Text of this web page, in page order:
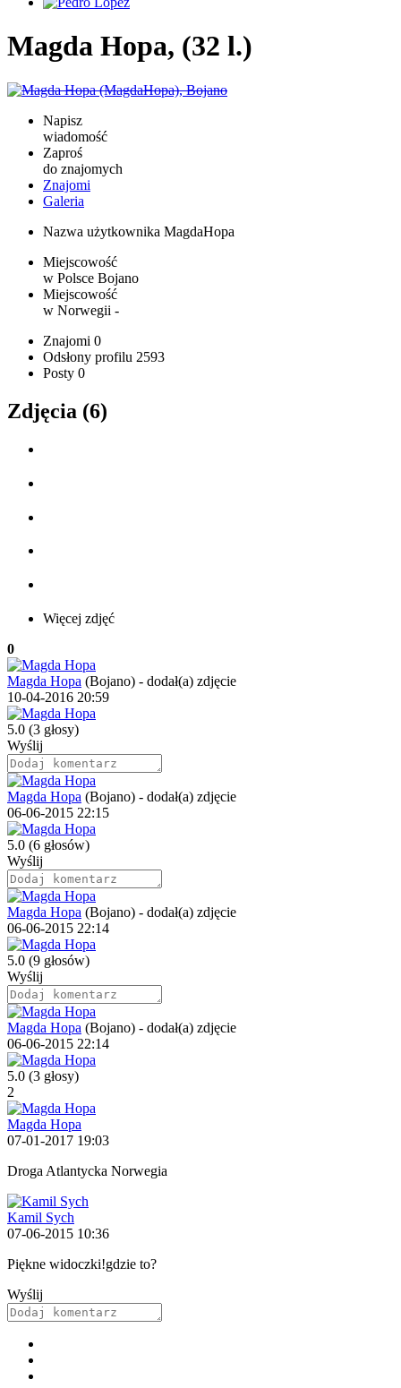
Magda Hopa, (32 l.)
Napisz
wiadomość
Zaproś
do znajomych
Znajomi
Galeria
Nazwa użytkownika MagdaHopa
Miejscowość
w Polsce Bojano
Miejscowość
w Norwegii -
Znajomi 0
Odsłony profilu 2593
Posty 0
Zdjęcia (6)
Więcej zdjęć
0
Magda Hopa (Bojano) - dodał(a) zdjęcie
10-04-2016 20:59
5.0 (3 głosy)
Wyślij
Magda Hopa (Bojano) - dodał(a) zdjęcie
06-06-2015 22:15
5.0 (6 głosów)
Wyślij
Magda Hopa (Bojano) - dodał(a) zdjęcie
06-06-2015 22:14
5.0 (9 głosów)
Wyślij
Magda Hopa (Bojano) - dodał(a) zdjęcie
06-06-2015 22:14
5.0 (3 głosy)
2
Magda Hopa
07-01-2017 19:03
Droga Atlantycka Norwegia
Kamil Sych
07-06-2015 10:36
Piękne widoczki!gdzie to?
Wyślij